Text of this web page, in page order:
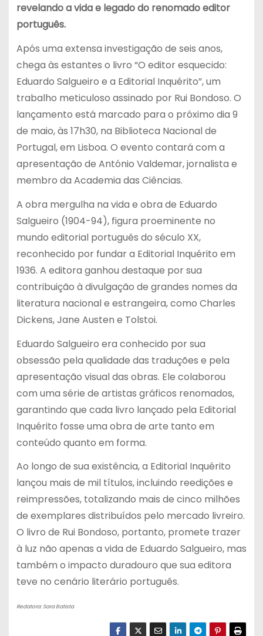
revelando a vida e legado do renomado editor
português.
Após uma extensa investigação de seis anos,
chega às estantes o livro “O editor esquecido:
Eduardo Salgueiro e a Editorial Inquérito”, um
trabalho meticuloso assinado por Rui Bondoso. O
lançamento está marcado para o próximo dia 9
de maio, às 17h30, na Biblioteca Nacional de
Portugal, em Lisboa. O evento contará com a
apresentação de António Valdemar, jornalista e
membro da Academia das Ciências.
A obra mergulha na vida e obra de Eduardo
Salgueiro (1904-94), figura proeminente no
mundo editorial português do século XX,
reconhecido por fundar a Editorial Inquérito em
1936. A editora ganhou destaque por sua
contribuição à divulgação de grandes nomes da
literatura nacional e estrangeira, como Charles
Dickens, Jane Austen e Tolstoi.
Eduardo Salgueiro era conhecido por sua
obsessão pela qualidade das traduções e pela
apresentação visual das obras. Ele colaborou
com uma série de artistas gráficos renomados,
garantindo que cada livro lançado pela Editorial
Inquérito fosse uma obra de arte tanto em
conteúdo quanto em forma.
Ao longo de sua existência, a Editorial Inquérito
lançou mais de mil títulos, incluindo reedições e
reimpressões, totalizando mais de cinco milhões
de exemplares distribuídos pelo mercado livreiro.
O livro de Rui Bondoso, portanto, promete trazer
à luz não apenas a vida de Eduardo Salgueiro, mas
também o impacto duradouro que sua editora
teve no cenário literário português.
Redatora: Sara Batista